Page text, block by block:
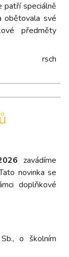
patří speciálně
obětovala své
předměty
rsch
zavádíme
novinka se
doplňkové
o školním